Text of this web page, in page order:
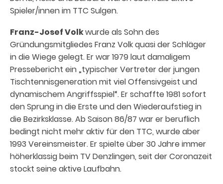
Spieler/innen im TTC Sulgen.
Franz-Josef Volkwurde als Sohn des
Gründungsmitgliedes Franz Volk quasi der Schläger
in die Wiege gelegt. Er war 1979 laut damaligem
Pressebericht ein „typischer Vertreter der jungen
Tischtennisgeneration mit viel Offensivgeist und
dynamischem Angriffsspiel“. Er schaffte 1981 sofort
den Sprung in die Erste und den Wiederaufstieg in
die Bezirksklasse. Ab Saison 86/87 war er beruflich
bedingt nicht mehr aktiv für den TTC, wurde aber
1993 Vereinsmeister. Er spielte über 30 Jahre immer
höherklassig beim TV Denzlingen, seit der Coronazeit
stockt seine aktive Laufbahn.